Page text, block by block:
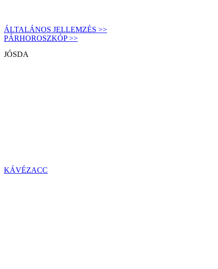
ÁLTALÁNOS JELLEMZÉS >>
PÁRHOROSZKÓP >>
JÓSDA
KÁVÉZACC